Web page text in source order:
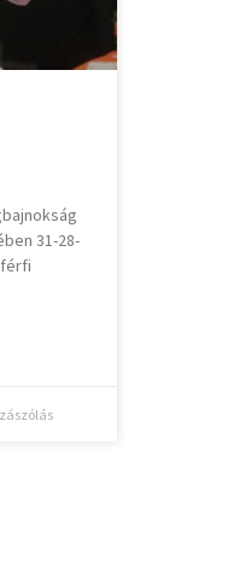
31-28-